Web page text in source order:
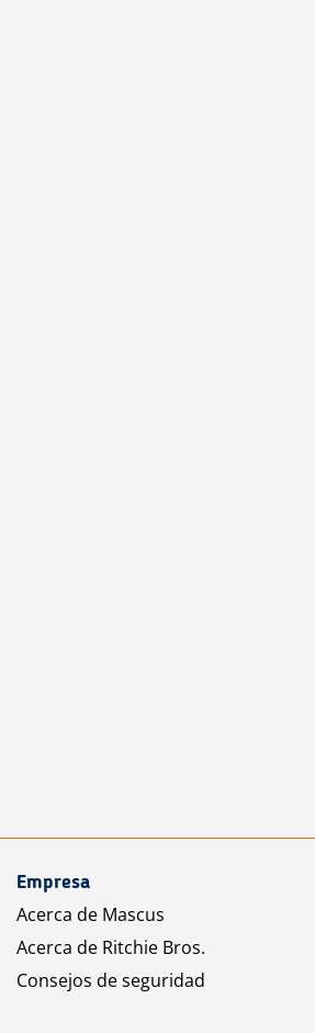
Empresa
Acerca de Mascus
Acerca de Ritchie Bros.
Consejos de seguridad